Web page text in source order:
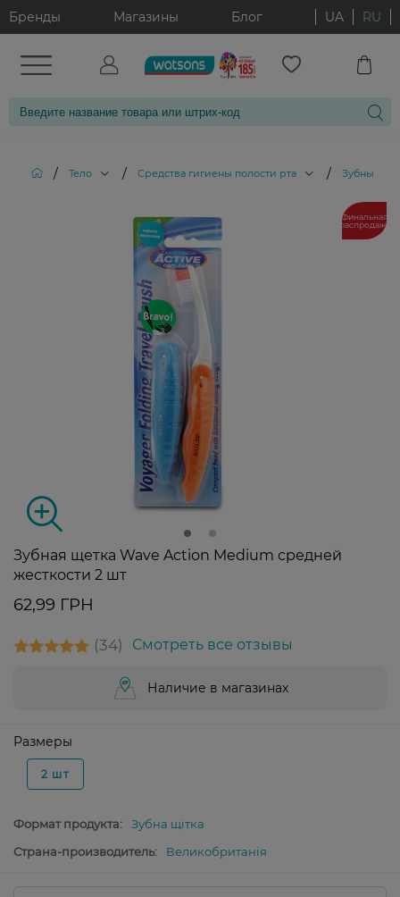
Бренды Магазины Блог UA RU
/ Тело / Средства гигиены полости рта / Зубные
Финальная
распродажа
Зубная щетка Wave Action Medium средней
жесткости 2 шт
62,99 ГРН
34 Смотреть все отзывы
Наличие в магазинах
Размеры
2 шт
Формат продукта:
Зубна щітка
Страна-производитель:
Великобританія